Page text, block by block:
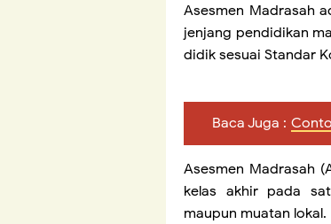
Asesmen Madrasah
jenjang pendidikan
didik sesuai Standar
Baca Juga :
Asesmen Madrasah
kelas akhir pada
maupun muatan lokal.